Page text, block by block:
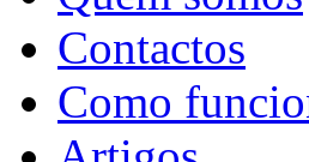
Contactos
Como